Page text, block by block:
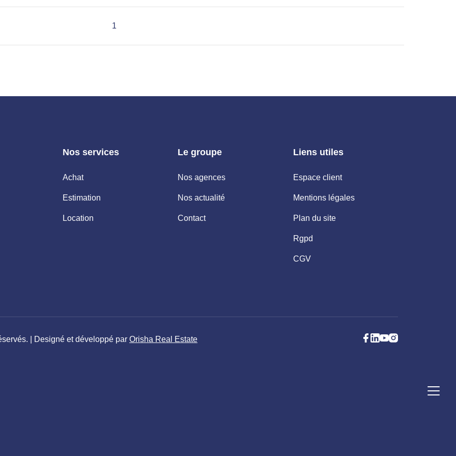
agent commercial du Réseau France Proprio, immatriculé au RSAC de Toulouse sous le
numéro 503111049 titulaire de la carte de démarchage immobilier pour le compte de la société
1
Nos services
Achat
Estimation
Location
Le groupe
Nos agences
Nos actualité
Contact
Liens utiles
Espace client
Mentions légales
Plan du site
Rgpd
CGV
| Designé et développé par Orisha Real Estate